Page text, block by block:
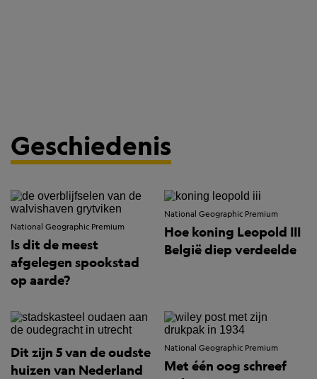
Geschiedenis
National Geographic Premium
Is dit de meest
afgelegen spookstad
op aarde?
National Geographic Premium
Hoe koning Leopold III
België diep verdeelde
Dit zijn 5 van de oudste
huizen van Nederland
National Geographic Premium
Met één oog schreef